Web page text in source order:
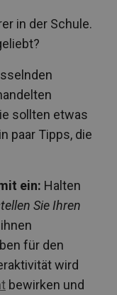
in der Schule.
sollten etwas
paar Tipps, die
ein: Halten
Sie Ihren
für den
wird
bewirken und